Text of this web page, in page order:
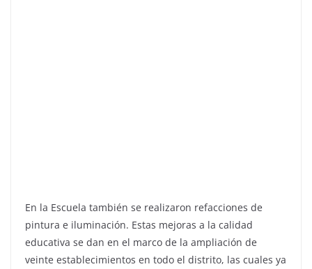
En la Escuela también se realizaron refacciones de
pintura e iluminación. Estas mejoras a la calidad
educativa se dan en el marco de la ampliación de
veinte establecimientos en todo el distrito, las cuales ya